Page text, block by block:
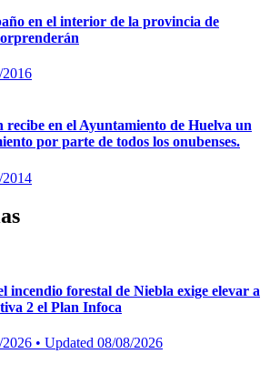
en el interior de la provincia de
en el Ayuntamiento de Huelva un
por parte de todos los onubenses.
incendio forestal de Niebla exige elevar a
2 el Plan Infoca
• Updated 08/08/2026